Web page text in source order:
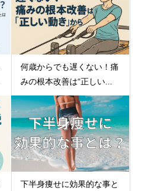
何歳からでも遅くない！痛
みの根本改善は“正しい...
下半身痩せに効果的な事と